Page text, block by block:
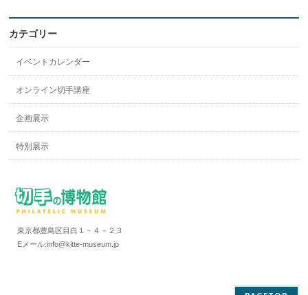
カテゴリー
イベントカレンダー
オンライン切手講座
企画展示
特別展示
東京都豊島区目白１－４－２３
Eメール:info@kitte-museum.jp